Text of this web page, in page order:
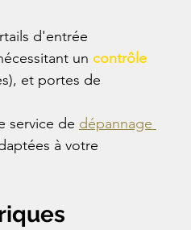
d'entrée
un contrôle
et portes de
service de dépannage
à votre